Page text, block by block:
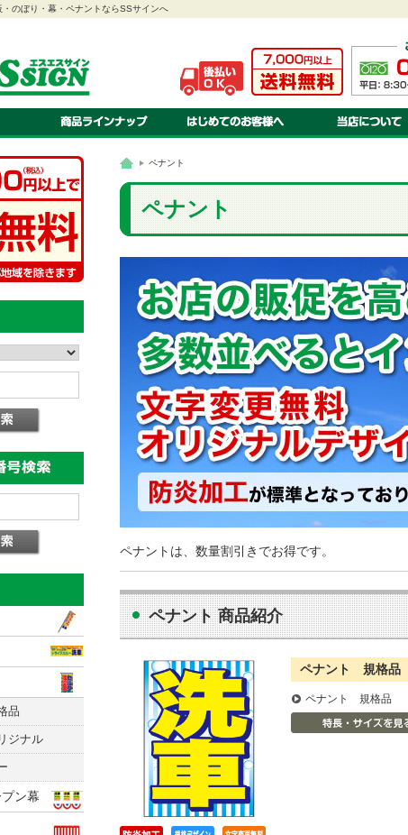
のぼり・幕・ペナントならSSサインへ
のぼり
幕
ペナント
連続旗・オープン幕
紅白幕
スクリーン看板
A型看板
スタンド看板
ステッカー
看板
吸盤付きカードケース
LEDパネル
ロールスクリーン
車検証ホルダー
はっぴ・腕章
テント
カタログスタンド
オリジナル 対応ソフト
オリジナル 入稿の方法・種類
ペナント
ペナント
ペナントは、数量割引きでお得です。
ペナント 商品紹介
ペナント 規格品
ペナント 規格品
品
ジナル
ン幕